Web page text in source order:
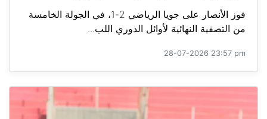
فوز الأنصار على جويا الرياضي 2-1، في الجولة الخامسة
من التصفية النهائية لأوائل الدوري اللب...
28-07-2026 23:57 pm